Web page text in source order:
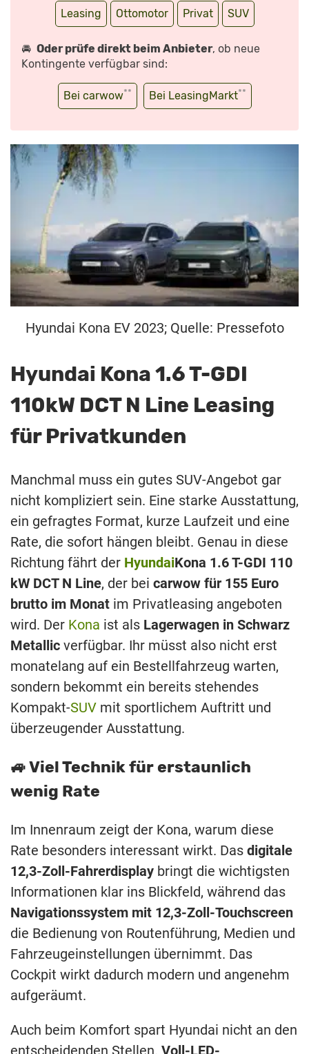
Leasing Ottomotor Privat SUV
🚘 Oder prüfe direkt beim Anbieter, ob neue
Kontingente verfügbar sind:
Bei carwow** Bei LeasingMarkt**
Hyundai Kona EV 2023; Quelle: Pressefoto
Hyundai Kona 1.6 T-GDI
110kW DCT N Line Leasing
für Privatkunden
Manchmal muss ein gutes SUV-Angebot gar
nicht kompliziert sein. Eine starke Ausstattung,
ein gefragtes Format, kurze Laufzeit und eine
Rate, die sofort hängen bleibt. Genau in diese
Richtung fährt der HyundaiKona 1.6 T-GDI 110
kW DCT N Line, der bei carwow für 155 Euro
brutto im Monat im Privatleasing angeboten
wird. Der Kona ist als Lagerwagen in Schwarz
Metallic verfügbar. Ihr müsst also nicht erst
monatelang auf ein Bestellfahrzeug warten,
sondern bekommt ein bereits stehendes
Kompakt-SUV mit sportlichem Auftritt und
überzeugender Ausstattung.
🚙 Viel Technik für erstaunlich
wenig Rate
Im Innenraum zeigt der Kona, warum diese
Rate besonders interessant wirkt. Das digitale
12,3-Zoll-Fahrerdisplay bringt die wichtigsten
Informationen klar ins Blickfeld, während das
Navigationssystem mit 12,3-Zoll-Touchscreen
die Bedienung von Routenführung, Medien und
Fahrzeugeinstellungen übernimmt. Das
Cockpit wirkt dadurch modern und angenehm
aufgeräumt.
Auch beim Komfort spart Hyundai nicht an den
entscheidenden Stellen. Voll-LED-